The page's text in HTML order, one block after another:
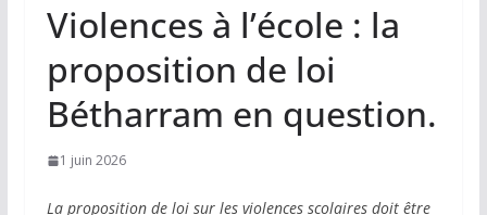
Violences à l’école : la
proposition de loi
Bétharram en question.
1 juin 2026
La proposition de loi sur les violences scolaires doit être